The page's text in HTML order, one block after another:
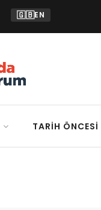
🇬🇧EN
TARIH ÖNCESI